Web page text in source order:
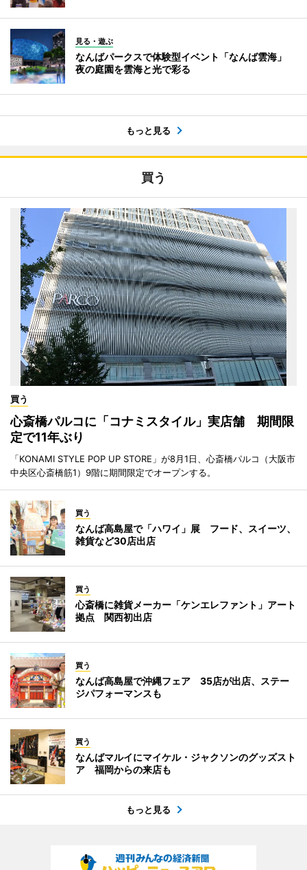
見る・遊ぶ
なんばパークスで体験型イベント「なんば雲海」
夜の庭園を雲海と光で彩る
もっと見る
買う
買う
心斎橋パルコに「コナミスタイル」実店舗 期間限
定で11年ぶり
「KONAMI STYLE POP UP STORE」が8月1日、心斎橋パルコ（大阪市
中央区心斎橋筋1）9階に期間限定でオープンする。
買う
なんば高島屋で「ハワイ」展 フード、スイーツ、
雑貨など30店出店
買う
心斎橋に雑貨メーカー「ケンエレファント」アート
拠点 関西初出店
買う
なんば高島屋で沖縄フェア 35店が出店、ステー
ジパフォーマンスも
買う
なんばマルイにマイケル・ジャクソンのグッズスト
ア 福岡からの来店も
もっと見る